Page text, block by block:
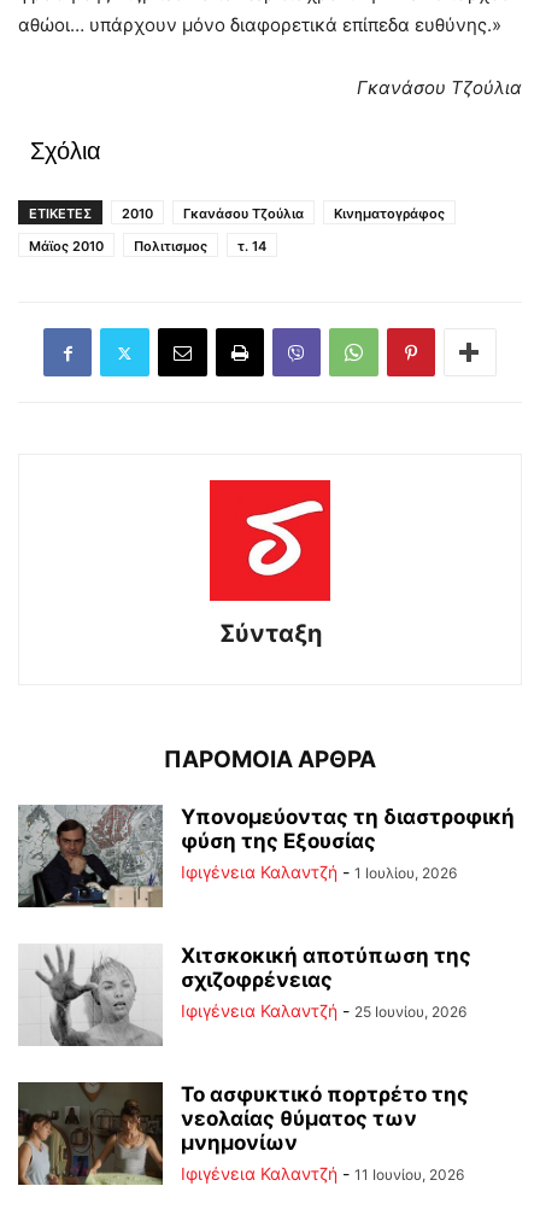
αθώοι… υπάρχουν μόνο διαφορετικά επίπεδα ευθύνης.»
Γκανάσου Τζούλια
Σχόλια
ΕΤΙΚΕΤΕΣ 2010 Γκανάσου Τζούλια
Κινηματογράφος
Μάϊος 2010
Πολιτισμος τ. 14
Σύνταξη
ΠΑΡΟΜΟΙΑ ΑΡΘΡΑ
Υπονομεύοντας τη διαστροφική
φύση της Εξουσίας
Ιφιγένεια Καλαντζή - 1 Ιουλίου, 2026
Χιτσκοκική αποτύπωση της
σχιζοφρένειας
Ιφιγένεια Καλαντζή - 25 Ιουνίου, 2026
Το ασφυκτικό πορτρέτο της
νεολαίας θύματος των
μνημονίων
Ιφιγένεια Καλαντζή - 11 Ιουνίου, 2026